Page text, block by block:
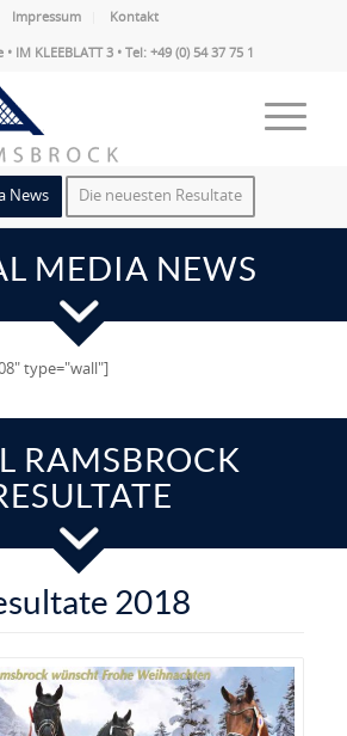
Impressum Kontakt
IM KLEEBLATT 3 • Tel: +49 (0) 54 37 75 1
News Die neuesten Resultate
MEDIA NEWS
type="wall"]
RAMSBROCK
2018